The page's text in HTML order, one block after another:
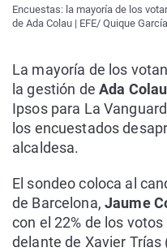
Encuestas: la mayoría de los
de Ada Colau | EFE/ Quique García
La mayoría de los
la gestión de Ada Colau
Ipsos para La
los encuestados
alcaldesa.
El sondeo coloca al
de Barcelona, Jaume
con el 22% de los
delante de Xavier